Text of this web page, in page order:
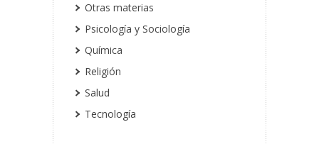
Otras materias
Psicología y Sociología
Química
Religión
Salud
Tecnología